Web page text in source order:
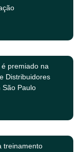
premiado na
Distribuidores
São Paulo
treinamento